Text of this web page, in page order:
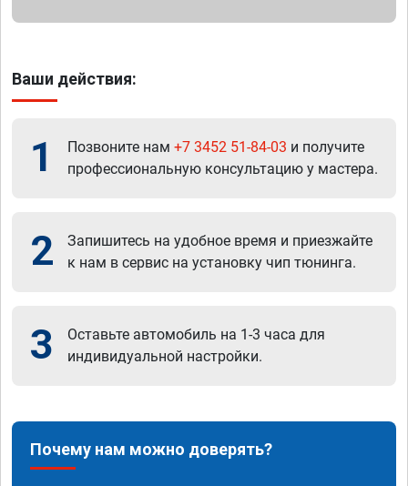
Ваши действия:
1 Позвоните нам +7 3452 51-84-03 и получите
профессиональную консультацию у мастера.
2
Запишитесь на удобное время и приезжайте
к нам в сервис на установку чип тюнинга.
3
Оставьте автомобиль на 1-3 часа для
индивидуальной настройки.
Почему нам можно доверять?